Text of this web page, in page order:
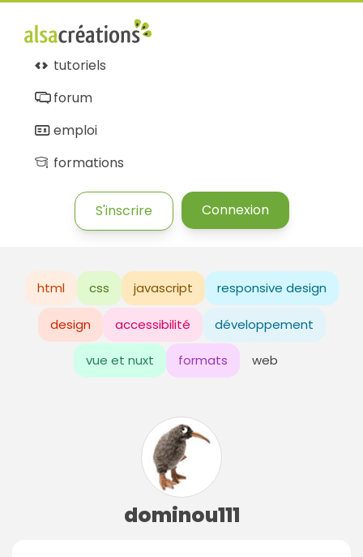
tutoriels
forum
emploi
formations
S'inscrire Connexion
html css javascript responsive design
design accessibilité développement
vue et nuxt formats web
dominou111